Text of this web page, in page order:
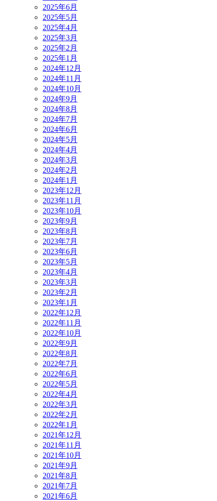
2025年6月
2025年5月
2025年4月
2025年3月
2025年2月
2025年1月
2024年12月
2024年11月
2024年10月
2024年9月
2024年8月
2024年7月
2024年6月
2024年5月
2024年4月
2024年3月
2024年2月
2024年1月
2023年12月
2023年11月
2023年10月
2023年9月
2023年8月
2023年7月
2023年6月
2023年5月
2023年4月
2023年3月
2023年2月
2023年1月
2022年12月
2022年11月
2022年10月
2022年9月
2022年8月
2022年7月
2022年6月
2022年5月
2022年4月
2022年3月
2022年2月
2022年1月
2021年12月
2021年11月
2021年10月
2021年9月
2021年8月
2021年7月
2021年6月